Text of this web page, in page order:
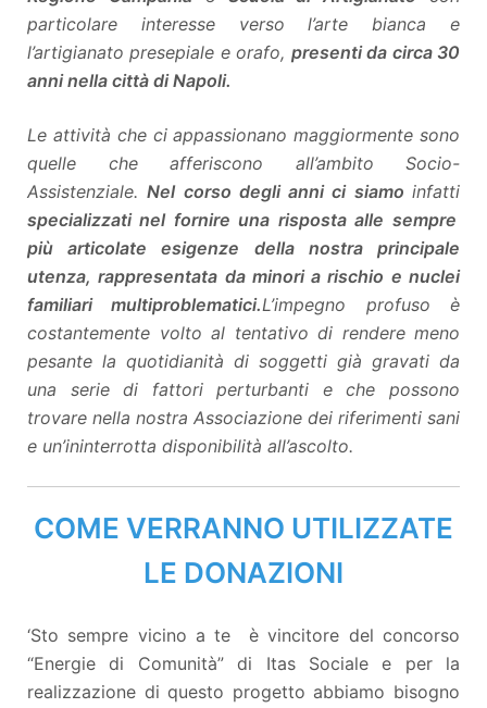
particolare interesse verso l’arte bianca e
l’artigianato presepiale e orafo, presenti da circa 30
anni nella città di Napoli.
Le attività che ci appassionano maggiormente sono
quelle che afferiscono all’ambito Socio-
Assistenziale.Nel corso degli anni ci siamoinfatti
specializzati nel fornire una risposta alle sempre
più articolate esigenze della nostra principale
utenza, rappresentata da minori a rischio e nuclei
familiari multiproblematici.L’impegno profuso è
costantemente volto al tentativo di rendere meno
pesante la quotidianità di soggetti già gravati da
una serie di fattori perturbanti e che possono
trovare nella nostra Associazione dei riferimenti sani
e un’ininterrotta disponibilità all’ascolto.
COME VERRANNO UTILIZZATE
LE DONAZIONI
‘Sto sempre vicino a te è vincitore del concorso
“Energie di Comunità” di Itas Sociale e per la
realizzazione di questo progetto abbiamo bisogno